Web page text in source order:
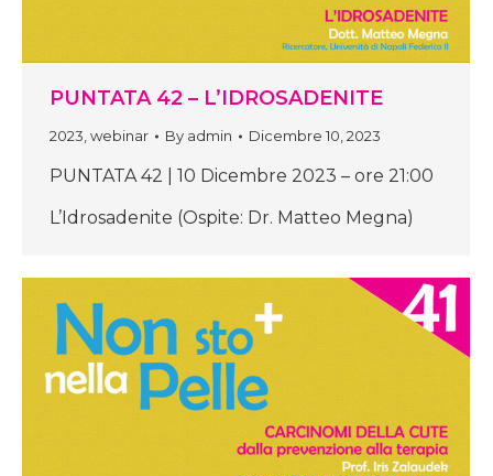
PUNTATA 42 – L’IDROSADENITE
2023 webinar By admin Dicembre 10, 2023
PUNTATA 42 | 10 Dicembre 2023 – ore 21:00
L’Idrosadenite (Ospite: Dr. Matteo Megna)